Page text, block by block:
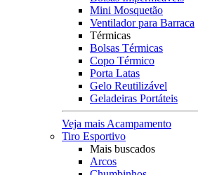
Mini Mosquetão
Ventilador para Barraca
Térmicas
Bolsas Térmicas
Copo Térmico
Porta Latas
Gelo Reutilizável
Geladeiras Portáteis
Veja mais Acampamento
Tiro Esportivo
Mais buscados
Arcos